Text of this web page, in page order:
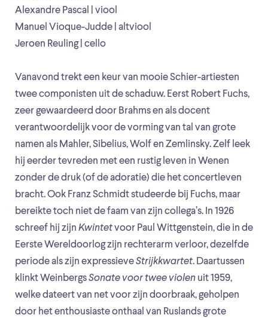
Alexandre Pascal | viool
Manuel Vioque-Judde | altviool
Jeroen Reuling | cello
Vanavond trekt een keur van mooie Schier-artiesten
twee componisten uit de schaduw. Eerst Robert Fuchs,
zeer gewaardeerd door Brahms en als docent
verantwoordelijk voor de vorming van tal van grote
namen als Mahler, Sibelius, Wolf en Zemlinsky. Zelf leek
hij eerder tevreden met een rustig leven in Wenen
zonder de druk (of de adoratie) die het concertleven
bracht. Ook Franz Schmidt studeerde bij Fuchs, maar
bereikte toch niet de faam van zijn collega’s. In 1926
schreef hij zijn Kwintetvoor Paul Wittgenstein, die in de
Eerste Wereldoorlog zijn rechterarm verloor, dezelfde
periode als zijn expressieveStrijkkwartet. Daartussen
klinkt WeinbergsSonate voor twee violen uit 1959,
welke dateert van net voor zijn doorbraak, geholpen
door het enthousiaste onthaal van Ruslands grote